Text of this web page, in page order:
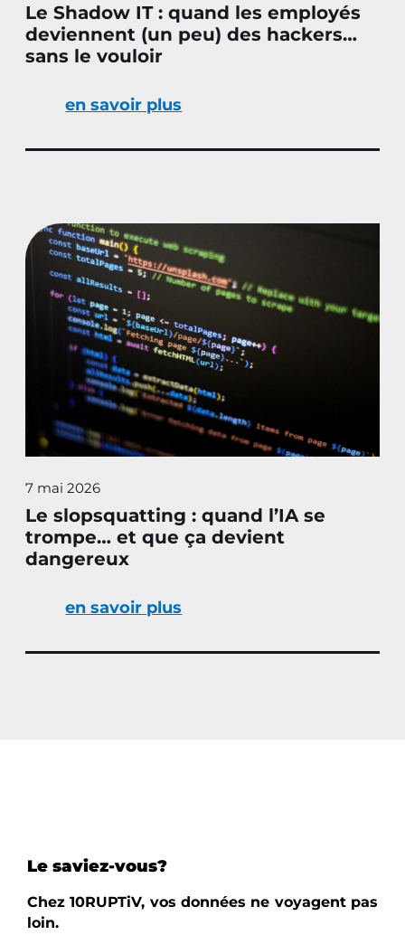
Le Shadow IT : quand les employés
deviennent (un peu) des hackers…
sans le vouloir
en savoir plus
Le slopsquatting : quand l’IA se
trompe… et que ça devient
dangereux
7 mai 2026
en savoir plus
Le saviez-vous?
Chez 10RUPTiV, vos données ne voyagent pas
loin.